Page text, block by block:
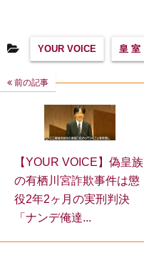
YOUR VOICE 皇 室
前の記事
【YOUR VOICE】偽皇族
の有栖川宮詐欺事件は懲
役2年2ヶ月の実刑判決
「ナンデ俺達...